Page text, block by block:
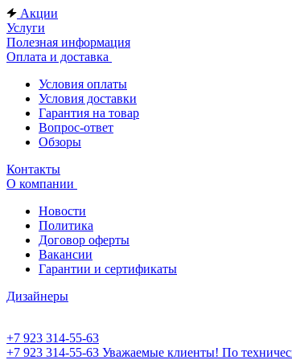
Акции
Услуги
Полезная информация
Оплата и доставка
Условия оплаты
Условия доставки
Гарантия на товар
Вопрос-ответ
Обзоры
Контакты
О компании
Новости
Политика
Договор оферты
Вакансии
Гарантии и сертификаты
Дизайнеры
+7 923 314-55-63
+7 923 314-55-63 Уважаемые клиенты! По